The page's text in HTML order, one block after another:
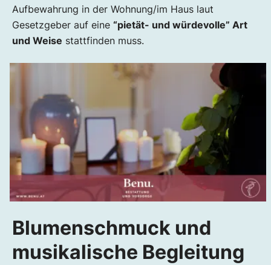
Aufbewahrung in der Wohnung/im Haus laut
Gesetzgeber auf eine “pietät- und würdevolle” Art
und Weise stattfinden muss.
Blumenschmuck und
musikalische Begleitung